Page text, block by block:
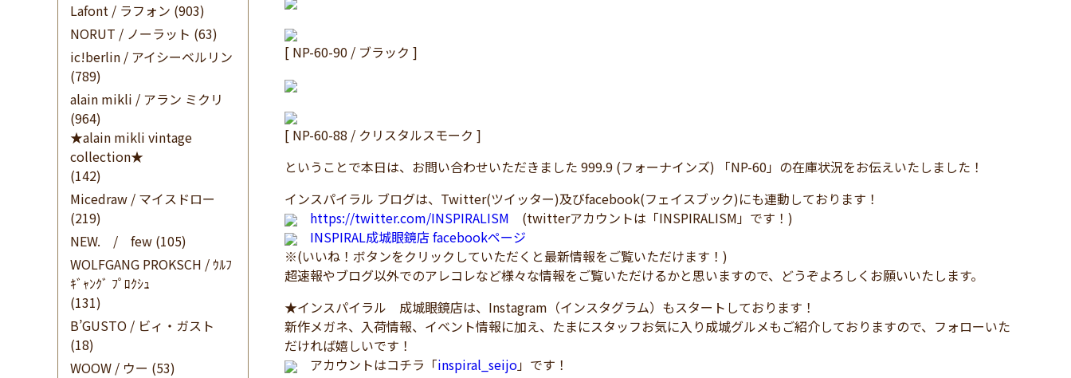
Lafont / ラフォン (903)
NORUT / ノーラット (63)
ic!berlin / アイシーベルリン
(789)
alain mikli / アラン ミクリ
(964)
★alain mikli vintage
collection★
(142)
Micedraw / マイスドロー
(219)
NEW. / few (105)
WOLFGANG PROKSCH / ｳﾙﾌ
ｷﾞｬﾝｸﾞ ﾌﾟﾛｸｼｭ
(131)
B’GUSTO / ビィ・ガスト
(18)
WOOW / ウー (53)
[ NP-60-90 / ブラック ]
[ NP-60-88 / クリスタルスモーク ]
ということで本日は、お問い合わせいただきました 999.9 (フォーナインズ) 「NP-60」の在庫状況をお伝えいたしました！
インスパイラル ブログは、Twitter(ツイッター)及びfacebook(フェイスブック)にも連動しております！
https://twitter.com/INSPIRALISM (twitterアカウントは「INSPIRALISM」です！)
INSPIRAL成城眼鏡店 facebookページ
※(いいね！ボタンをクリックしていただくと最新情報をご覧いただけます！)
超速報やブログ以外でのアレコレなど様々な情報をご覧いただけるかと思いますので、どうぞよろしくお願いいたします。
★インスパイラル 成城眼鏡店は、Instagram（インスタグラム）もスタートしております！
新作メガネ、入荷情報、イベント情報に加え、たまにスタッフお気に入り成城グルメもご紹介しておりますので、フォローいた
だければ嬉しいです！
アカウントはコチラ「inspiral_seijo」です！